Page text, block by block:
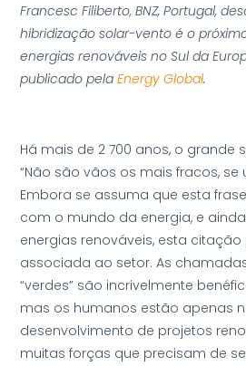
Francesc Filiberto, BNZ, Portugal,
hibridização solar-vento é o
energias renováveis no Sul da
publicado pelaEnergy Global.
Há mais de 2 700 anos, o grande
“Não são vãos os mais fracos, se
Embora se assuma que esta
com o mundo da energia, e
energias renováveis, esta
associada ao setor. As
“verdes” são incrivelmente
mas os humanos estão apenas
desenvolvimento de projetos
muitas forças que precisam de